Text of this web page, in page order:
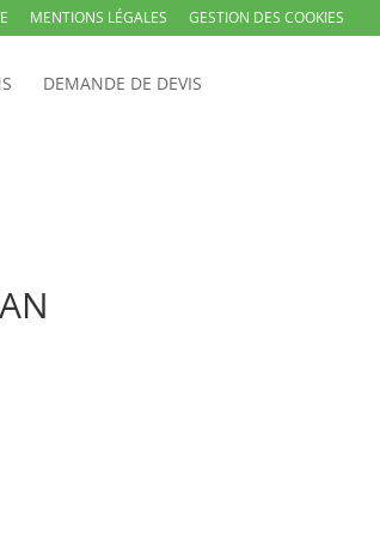
MENTIONS LÉGALES GESTION DES COOKIES
DEMANDE DE DEVIS